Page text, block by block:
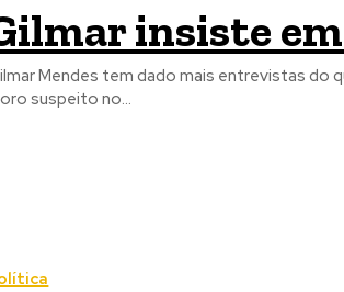
insiste
Mendes tem dado mais entrevistas do que Lula. No programa de Pedro Bial, ele repetiu mais uma vez
suspeito no...